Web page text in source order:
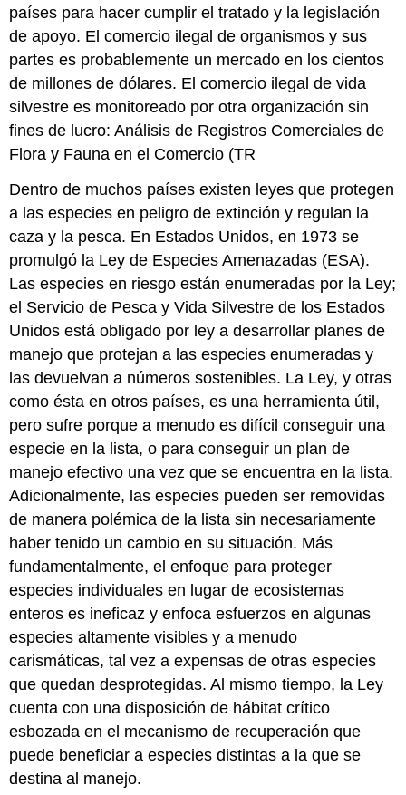
países para hacer cumplir el tratado y la legislación
de apoyo. El comercio ilegal de organismos y sus
partes es probablemente un mercado en los cientos
de millones de dólares. El comercio ilegal de vida
silvestre es monitoreado por otra organización sin
fines de lucro: Análisis de Registros Comerciales de
Flora y Fauna en el Comercio (TR
Dentro de muchos países existen leyes que protegen
a las especies en peligro de extinción y regulan la
caza y la pesca. En Estados Unidos, en 1973 se
promulgó la Ley de Especies Amenazadas (ESA).
Las especies en riesgo están enumeradas por la Ley;
el Servicio de Pesca y Vida Silvestre de los Estados
Unidos está obligado por ley a desarrollar planes de
manejo que protejan a las especies enumeradas y
las devuelvan a números sostenibles. La Ley, y otras
como ésta en otros países, es una herramienta útil,
pero sufre porque a menudo es difícil conseguir una
especie en la lista, o para conseguir un plan de
manejo efectivo una vez que se encuentra en la lista.
Adicionalmente, las especies pueden ser removidas
de manera polémica de la lista sin necesariamente
haber tenido un cambio en su situación. Más
fundamentalmente, el enfoque para proteger
especies individuales en lugar de ecosistemas
enteros es ineficaz y enfoca esfuerzos en algunas
especies altamente visibles y a menudo
carismáticas, tal vez a expensas de otras especies
que quedan desprotegidas. Al mismo tiempo, la Ley
cuenta con una disposición de hábitat crítico
esbozada en el mecanismo de recuperación que
puede beneficiar a especies distintas a la que se
destina al manejo.